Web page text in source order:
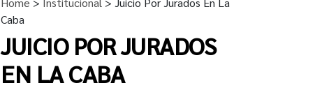
Caba
JUICIO POR JURADOS
EN LA CABA